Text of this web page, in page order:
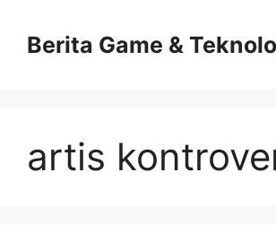
contentBerita Game &
artis